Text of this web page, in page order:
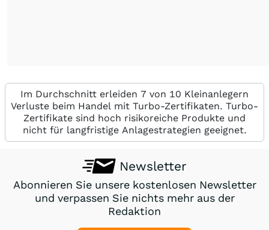
Im Durchschnitt erleiden 7 von 10 Kleinanlegern
Verluste beim Handel mit Turbo-Zertifikaten. Turbo-
Zertifikate sind hoch risikoreiche Produkte und
nicht für langfristige Anlagestrategien geeignet.
Newsletter
Abonnieren Sie unsere kostenlosen Newsletter
und verpassen Sie nichts mehr aus der
Redaktion